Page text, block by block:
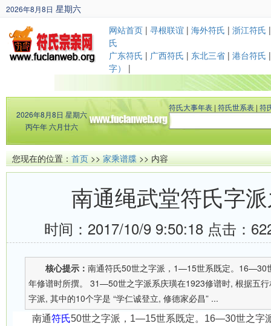
2026年8月8日 星期六
丙午年 六月廿六 网站首页 | 寻根联谊 | 海外符氏 | 浙江符氏
氏
广东符氏 | 广西符氏 | 东北三省 | 港台符氏
字）
|
2026年8月8日 星期六
丙午年 六月廿六
符氏大事年表 | 符氏世系表 | 符
您现在的位置：首页>>家乘谱牒>> 内容
南通绳武堂符氏字
时间：2017/10/9 9:50:18 点击：
核心提示： 南通符氏50世之字派，1—15世系既定。16—30
年修谱时所撰。 31—50世之字派系庆璜在1923修谱时, 根据五
字派, 其中的10个字是 “学仁诚登立, 修德家必昌” ...
南通符氏50世之字派， 1—15世系既定。 16—30世之字